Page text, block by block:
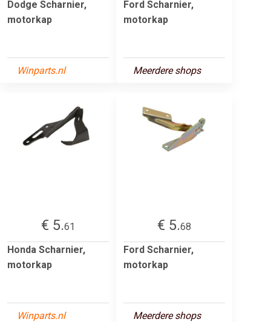
Dodge Scharnier,
motorkap
Winparts.nl
Ford Scharnier,
motorkap
Meerdere shops
€ 5.61
Honda Scharnier,
motorkap
Winparts.nl
€ 5.68
Ford Scharnier,
motorkap
Meerdere shops